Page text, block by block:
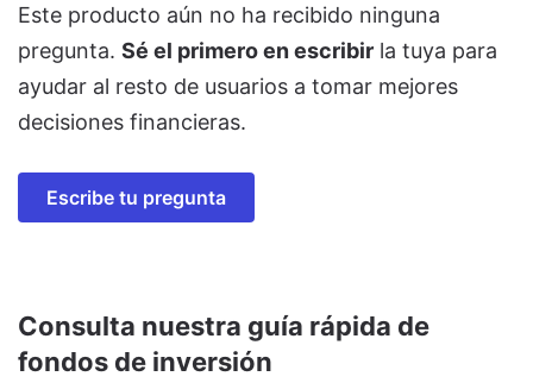
Este producto aún no ha recibido ninguna
pregunta. Sé el primero en escribir la tuya para
ayudar al resto de usuarios a tomar mejores
decisiones financieras.
Escribe tu pregunta
Consulta nuestra guía rápida de
fondos de inversión